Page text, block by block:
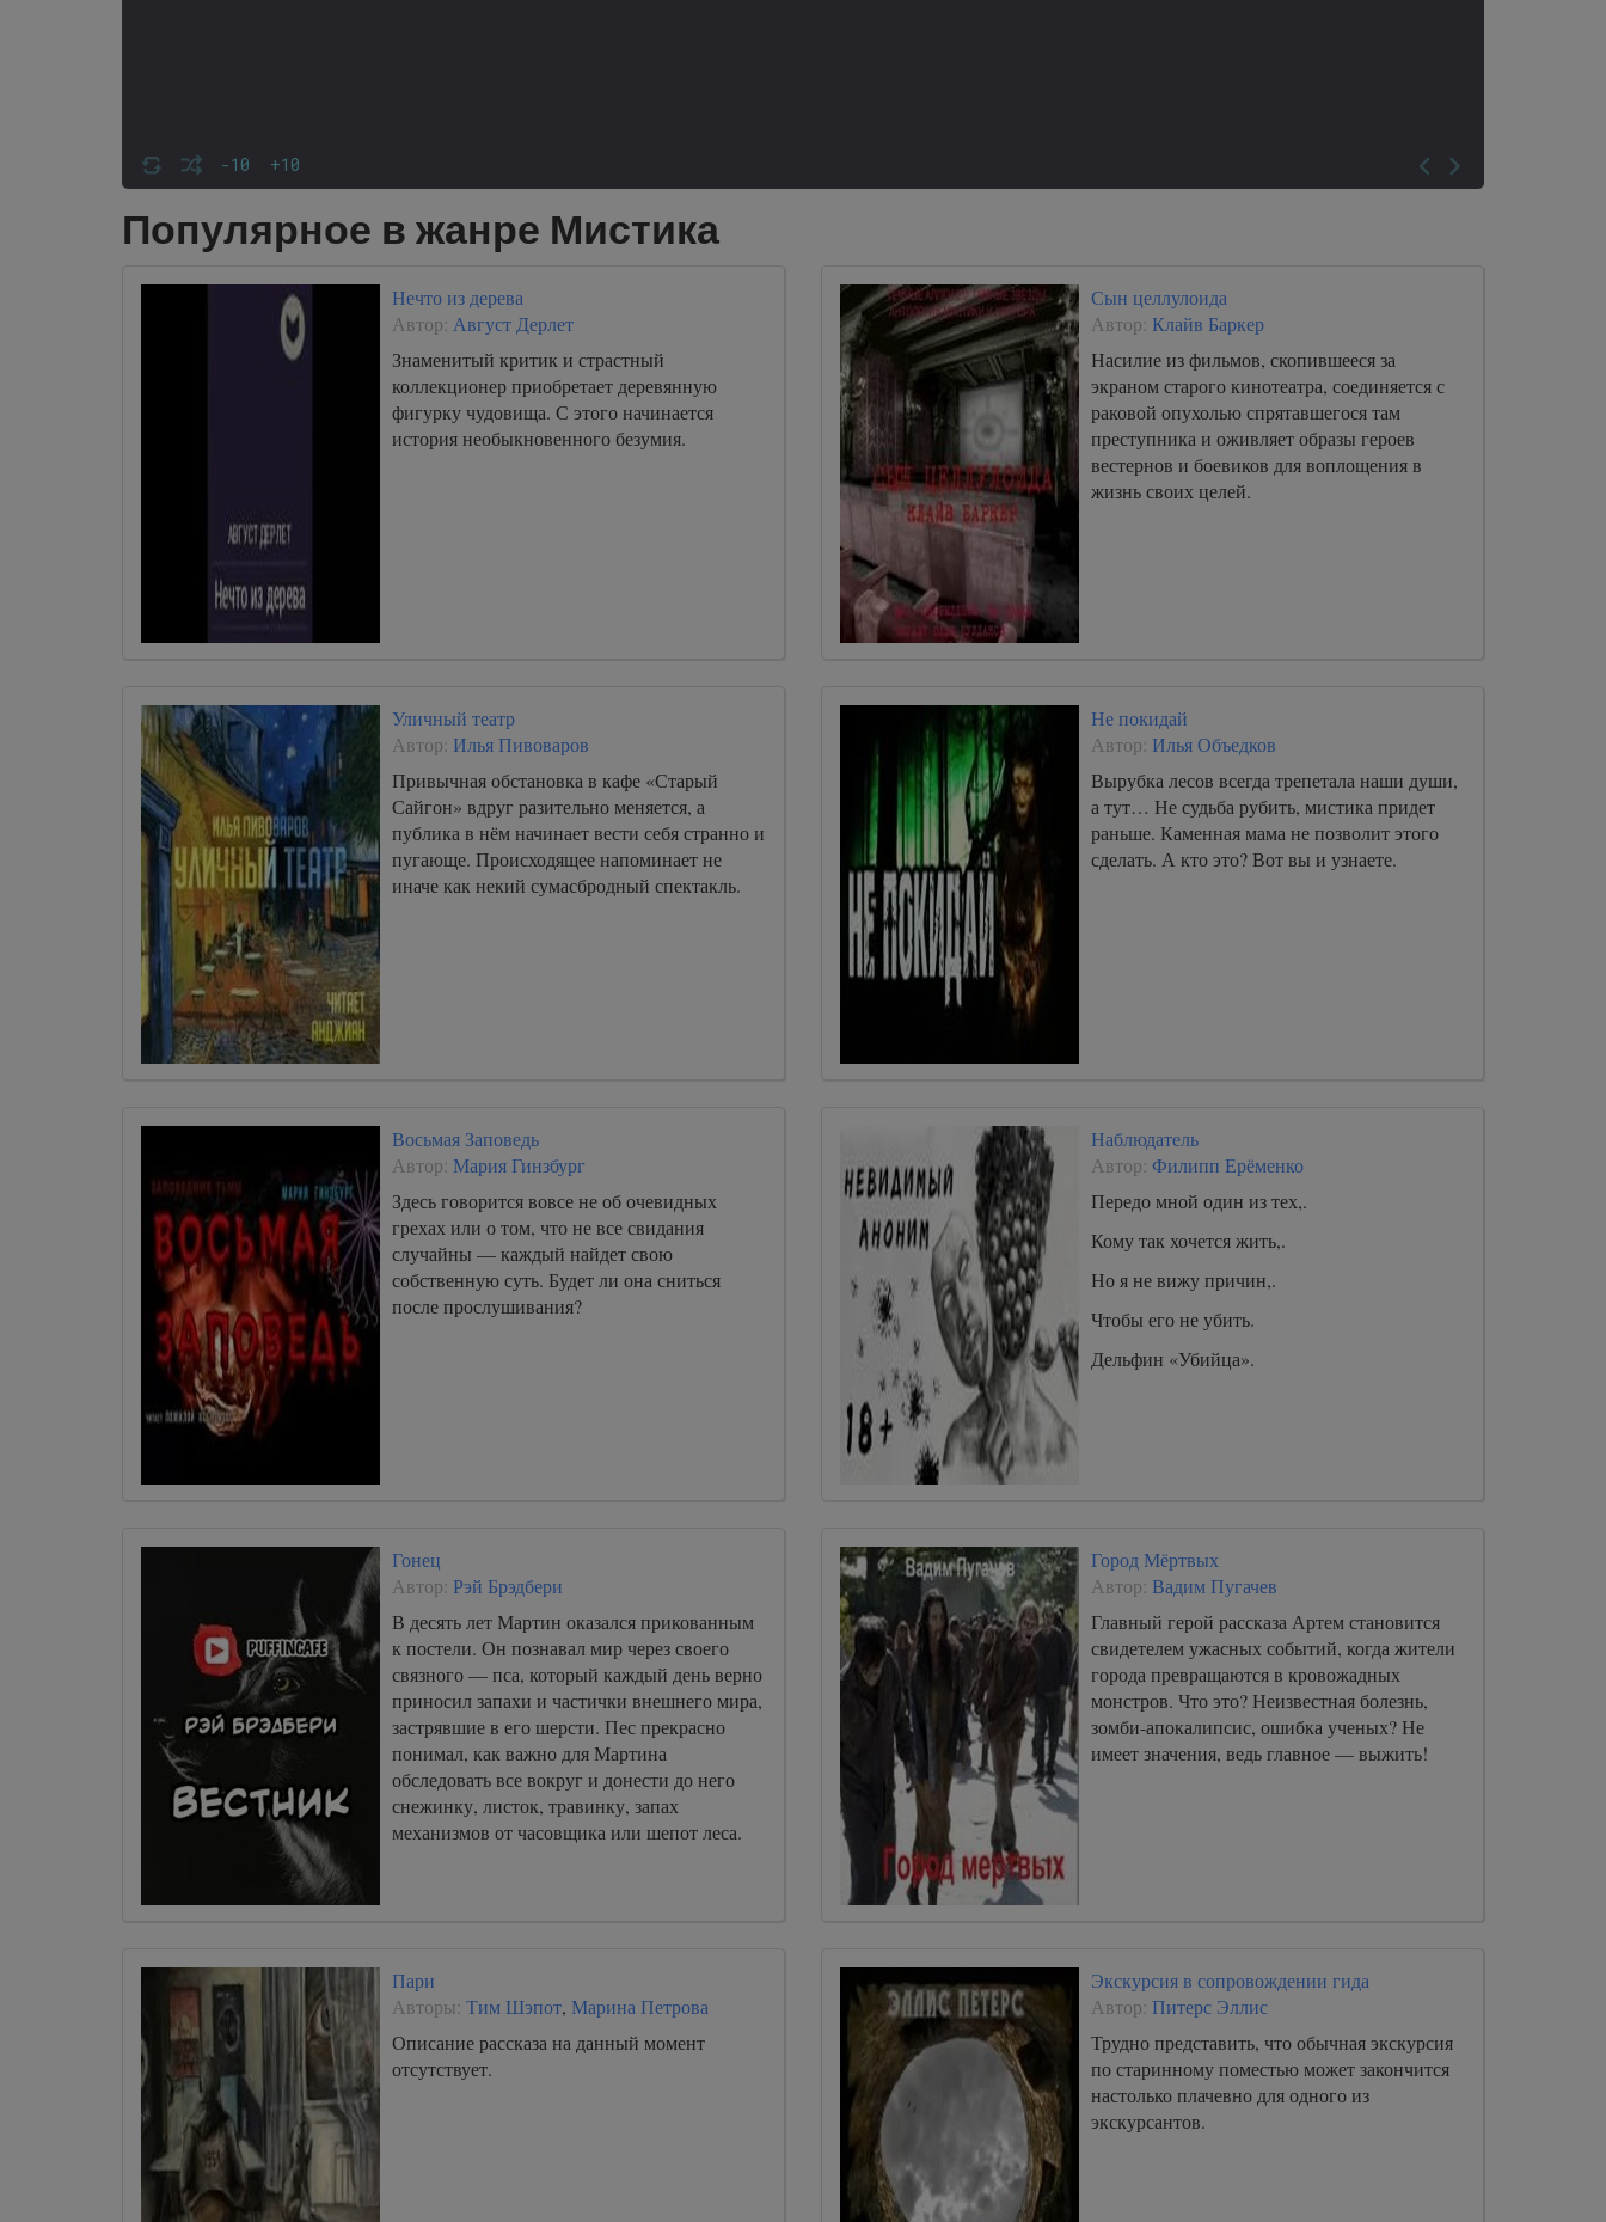
-10 +10
Популярное в жанре Мистика
Нечто из дерева
Автор: Август Дерлет
Знаменитый критик и страстный
коллекционер приобретает деревянную
фигурку чудовища. С этого начинается
история необыкновенного безумия.
Сын целлулоида
Автор: Клайв Баркер
Насилие из фильмов, скопившееся за
экраном старого кинотеатра, соединяется с
раковой опухолью спрятавшегося там
преступника и оживляет образы героев
вестернов и боевиков для воплощения в
жизнь своих целей.
Уличный театр
Автор: Илья Пивоваров
Привычная обстановка в кафе «Старый
Сайгон» вдруг разительно меняется, а
публика в нём начинает вести себя странно и
пугающе. Происходящее напоминает не
иначе как некий сумасбродный спектакль.
Не покидай
Автор: Илья Объедков
Вырубка лесов всегда трепетала наши души,
а тут… Не судьба рубить, мистика придет
раньше. Каменная мама не позволит этого
сделать. А кто это? Вот вы и узнаете.
Восьмая Заповедь
Автор: Мария Гинзбург
Здесь говорится вовсе не об очевидных
грехах или о том, что не все свидания
случайны — каждый найдет свою
собственную суть. Будет ли она сниться
после прослушивания?
Наблюдатель
Автор: Филипп Ерёменко
Передо мной один из тех,.
Кому так хочется жить,.
Но я не вижу причин,.
Чтобы его не убить.
Дельфин «Убийца».
Гонец
Автор: Рэй Брэдбери
В десять лет Мартин оказался прикованным
к постели. Он познавал мир через своего
связного — пса, который каждый день верно
приносил запахи и частички внешнего мира,
застрявшие в его шерсти. Пес прекрасно
понимал, как важно для Мартина
обследовать все вокруг и донести до него
снежинку, листок, травинку, запах
механизмов от часовщика или шепот леса.
Город Мёртвых
Автор: Вадим Пугачев
Главный герой рассказа Артем становится
свидетелем ужасных событий, когда жители
города превращаются в кровожадных
монстров. Что это? Неизвестная болезнь,
зомби-апокалипсис, ошибка ученых? Не
имеет значения, ведь главное — выжить!
Пари
Авторы: Тим Шэпот, Марина Петрова
Описание рассказа на данный момент
отсутствует.
Экскурсия в сопровождении гида
Автор: Питерс Эллис
Трудно представить, что обычная экскурсия
по старинному поместью может закончится
настолько плачевно для одного из
экскурсантов.